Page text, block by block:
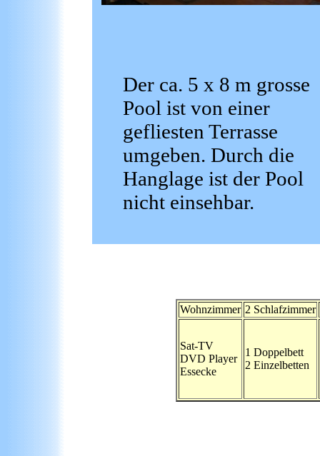
Der ca. 5 x 8 m grosse
Pool ist von einer
gefliesten Terrasse
umgeben. Durch die
Hanglage ist der Pool
nicht einsehbar.
Wohnzimmer 2 Schlafzimmer
Sat-TV
DVD Player
Essecke
1 Doppelbett
2 Einzelbetten